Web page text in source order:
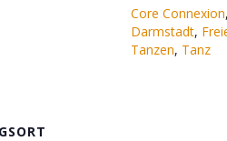
Core Connexion,
Darmstadt,
Tanzen, Tanz